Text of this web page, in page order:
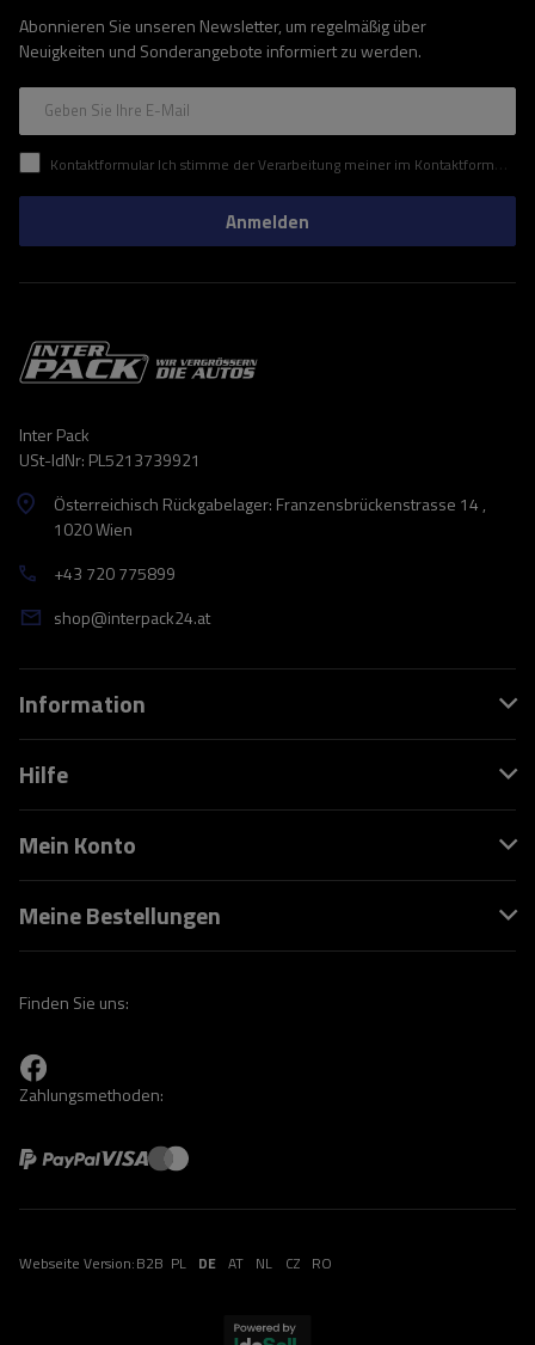
Abonnieren Sie unseren Newsletter, um regelmäßig über
Neuigkeiten und Sonderangebote informiert zu werden.
Geben Sie Ihre E-Mail
Kontaktformular Ich stimme der Verarbeitung meiner im Kontaktformular enthaltenen personenbezogenen Daten gemäß der Verordnung (EU) des Europäischen Parlaments und des Rates zu.
Anmelden
Inter Pack
USt-IdNr: PL5213739921
Österreichisch Rückgabelager: Franzensbrückenstrasse 14 ,
1020 Wien
+43 720 775899
shop@interpack24.at
Information
Hilfe
Mein Konto
Meine Bestellungen
Finden Sie uns:
Zahlungsmethoden:
Webseite Version:B2B PL DE AT NL CZ RO